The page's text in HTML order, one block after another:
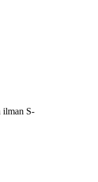
ilman S-